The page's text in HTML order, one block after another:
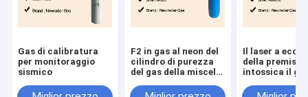
Gas di calibratura
per monitoraggio
sismico
F2 in gas al neon del
cilindro di purezza
del gas della miscela
Il laser a
della
intossica il
NeF